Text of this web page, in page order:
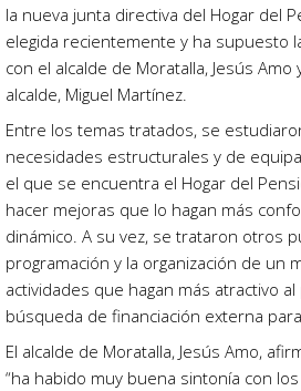
la nueva junta directiva del Hogar del
elegida recientemente y ha supuesto
con el alcalde de Moratalla, Jesús
alcalde, Miguel Martínez.
Entre los temas tratados, se
necesidades estructurales y de
el que se encuentra el Hogar del
hacer mejoras que lo hagan más
dinámico. A su vez, se trataron otros
programación y la organización de un
actividades que hagan más atractivo
búsqueda de financiación externa
El alcalde de Moratalla, Jesús Amo,
“ha habido muy buena sintonía con